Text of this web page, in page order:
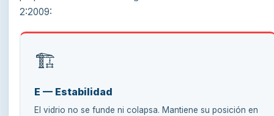
2:2009:
🏗️
E — Estabilidad
El vidrio no se funde ni colapsa. Mantiene su posición en